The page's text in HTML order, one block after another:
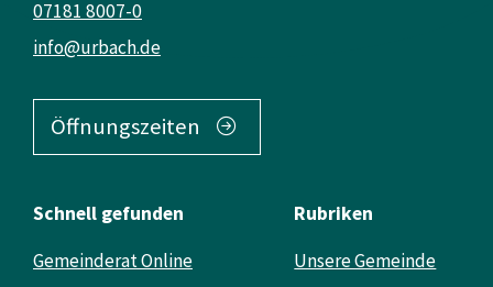
info@urbach.de
07181 8007-0
Öffnungszeiten
Schnell gefunden
Gemeinderat Online
Rubriken
Unsere Gemeinde